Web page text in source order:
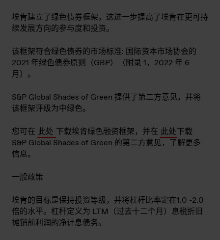
埃肯建立了绿色债券框架，这进一步提高了埃肯在更可持
续发展方向的参与度和投资。
该框架符合绿色债券的市场标准: 国际资本市场协会的
2021 年绿色债券原则（GBP）（附录 1，2022 年 6
月）。
S&P Global Shades of Green 提供了第二方意见，并将
该框架评级为中绿色。
您可在 此处 下载埃肯绿色融资框架，并在 此处下载
S&P Global Shades of Green 的第二方意见，了解更多
信息。
一般政策
埃肯的目标是保持投资等级，并将杠杆比率定在1.0 -2.0
倍的水平。杠杆定义为 LTM（过去十二个月）息税折旧
摊销前利润的净计息债务。